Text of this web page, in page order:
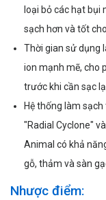
loại bỏ các hạt bụi
sạch hơn và tốt
Thời gian sử dụng
ion mạnh mẽ, cho
trước khi cần sạc
Hệ thống làm
"Radial Cyclone"
Animal có khả
gỗ, thảm và sàn
Nhược điểm: